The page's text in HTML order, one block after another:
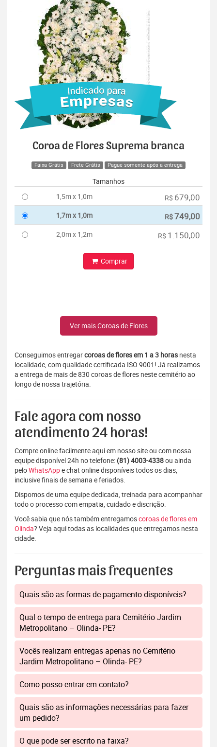
Coroa de Flores Suprema branca
Faixa Grátis Frete Grátis Pague somente após a entrega
Tamanhos
1,5m x 1,0m
R$ 679,00
1,7m x 1,0m R$749,00
2,0m x 1,2m R$ 1.150,00
Comprar
Ver mais Coroas de Flores
Conseguimos entregarcoroas de flores em 1 a 3 horas nesta
localidade, com qualidade certificada ISO 9001! Já realizamos
a entrega de mais de 830 coroas de flores neste cemitério ao
longo de nossa trajetória.
Fale agora com nosso
atendimento 24 horas!
Compre online facilmente aqui em nosso site ou com nossa
equipe disponível 24h no telefone: (81) 4003-4338ou ainda
peloWhatsAppe chat online disponíveis todos os dias,
inclusive finais de semana e feriados.
Dispomos de uma equipe dedicada, treinada para acompanhar
todo o processo com empatia, cuidado e discrição.
Você sabia que nós também entregamoscoroas de flores em
Olinda? Veja aqui todas as localidades que entregamos nesta
cidade.
Perguntas mais frequentes
Quais são as formas de pagamento disponíveis?
Qual o tempo de entrega para Cemitério Jardim
Metropolitano – Olinda- PE?
Vocês realizam entregas apenas no Cemitério
Jardim Metropolitano – Olinda- PE?
Como posso entrar em contato?
Quais são as informações necessárias para fazer
um pedido?
O que pode ser escrito na faixa?